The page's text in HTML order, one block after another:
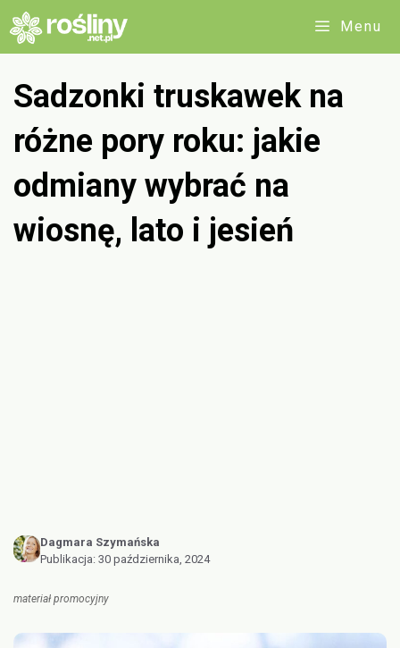
Przejdź
do
Menu
Sadzonki truskawek na
różne pory roku: jakie
odmiany wybrać na
wiosnę, lato i jesień
Dagmara Szymańska
Publikacja: 30 października, 2024
materiał promocyjny